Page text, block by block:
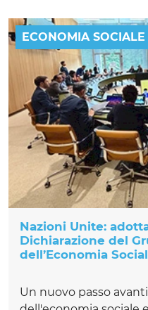
ECONOMIA SOCIALE
Nazioni Unite:
Dichiarazione del
dell’Economia
Un nuovo passo